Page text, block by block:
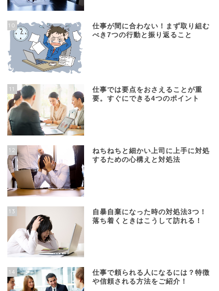
10
仕事が間に合わない！まず取り組む
べき7つの行動と振り返ること
11
仕事では要点をおさえることが重
要。すぐにできる4つのポイント
12
ねちねちと細かい上司に上手に対処
するための心構えと対処法
13
自暴自棄になった時の対処法3つ！
落ち着くときはこうして訪れる！
14
仕事で頼られる人になるには？特徴
や信頼される方法をご紹介！